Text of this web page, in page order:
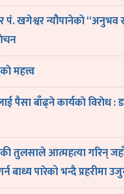
पं. खगेश्वर न्यौपानेकाे “अनुभव र
महत्त्व
पैसा बाँढ्ने कार्यकाे विराेध :
तुलसाले आत्महत्या गरिन्
बाध्य पारेको भन्दै प्रहरीमा